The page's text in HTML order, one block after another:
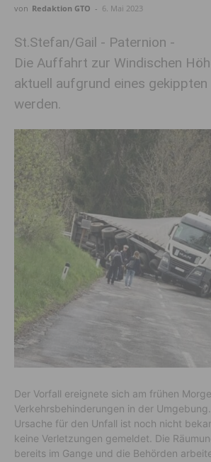
von Redaktion GTO - 6. Mai 2023
St.Stefan/Gail - Paternion -
Die Auffahrt zur Windischen
aktuell aufgrund eines
werden.
Der Vorfall ereignete sich am frühen
Verkehrsbehinderungen in der
Ursache für den Unfall ist noch nicht
keine Verletzungen gemeldet. Die
bereits im Gange und die Behörden